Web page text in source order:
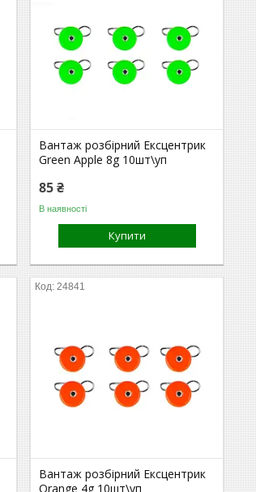
Вантаж розбірний Ексцентрик
Green Apple 8g 10шт\уп
85 ₴
В наявності
Купити
24841
Вантаж розбірний Ексцентрик
Orange 4g 10шт\уп